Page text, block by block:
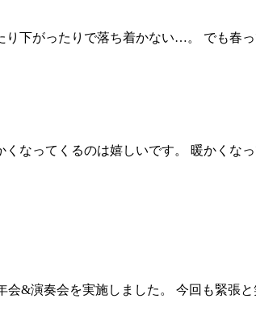
下がったりで落ち着かない…。 でも春
なってくるのは嬉しいです。 暖かくな
会&演奏会を実施しました。 今回も緊